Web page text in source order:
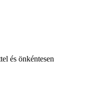
és önkéntesen